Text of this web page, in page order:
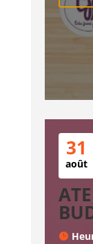
31
août